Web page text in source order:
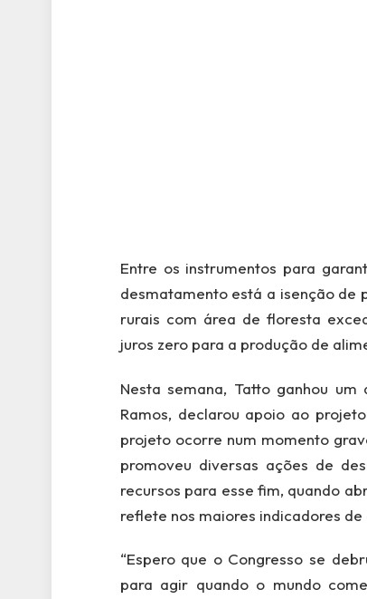
Entre os instrumentos para
desmatamento está a isenção de
rurais com área de floresta
juros zero para a produção de
Nesta semana, Tatto ganhou
Ramos, declarou apoio ao
projeto ocorre num momento
promoveu diversas ações de
recursos para esse fim, quando
reflete nos maiores indicadores
“Espero que o Congresso se
para agir quando o mundo